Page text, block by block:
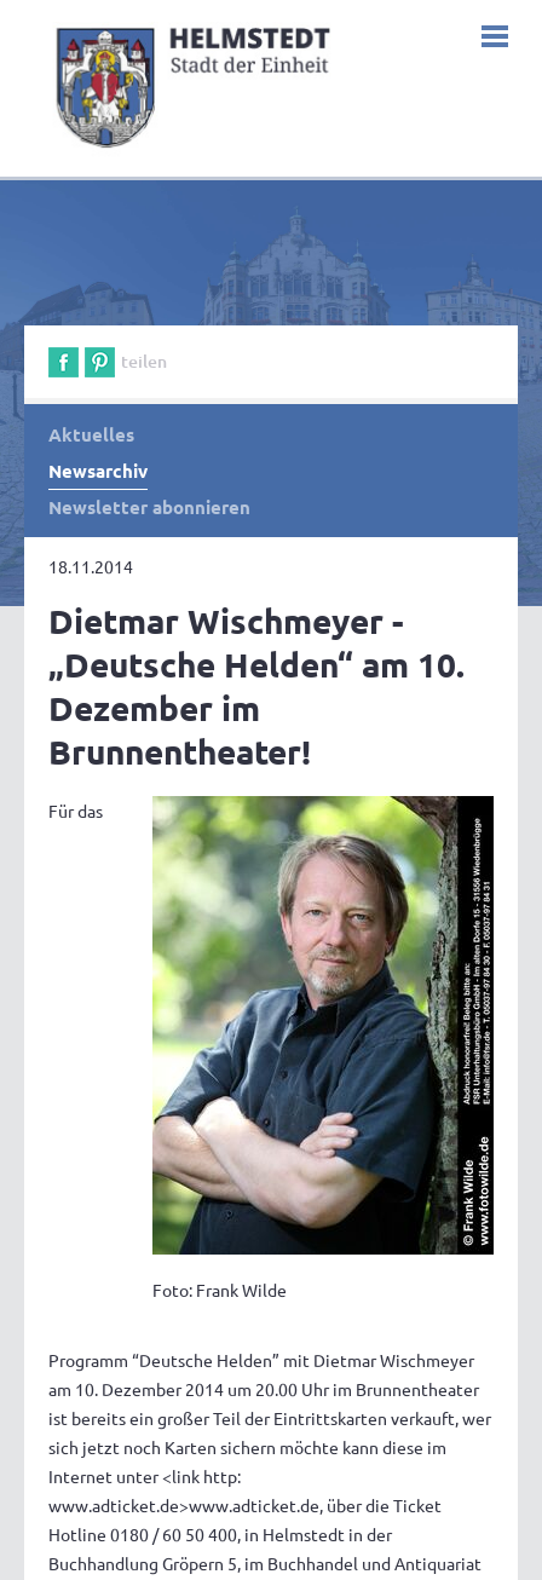
teilen
Aktuelles
Newsarchiv
Newsletter abonnieren
18.11.2014
Dietmar Wischmeyer -
„Deutsche Helden“ am 10.
Dezember im
Brunnentheater!
Foto: Frank Wilde
Für das
Programm “Deutsche Helden” mit Dietmar Wischmeyer
am 10. Dezember 2014 um 20.00 Uhr im Brunnentheater
ist bereits ein großer Teil der Eintrittskarten verkauft, wer
sich jetzt noch Karten sichern möchte kann diese im
Internet unter <link http:
www.adticket.de>www.adticket.de, über die Ticket
Hotline 0180 / 60 50 400, in Helmstedt in der
Buchhandlung Gröpern 5, im Buchhandel und Antiquariat